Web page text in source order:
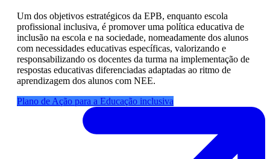
Um dos objetivos estratégicos da EPB, enquanto escola
profissional inclusiva, é promover uma política educativa de
inclusão na escola e na sociedade, nomeadamente dos alunos
com necessidades educativas específicas, valorizando e
responsabilizando os docentes da turma na implementação de
respostas educativas diferenciadas adaptadas ao ritmo de
aprendizagem dos alunos com NEE.
Plano de Ação para a Educação inclusiva